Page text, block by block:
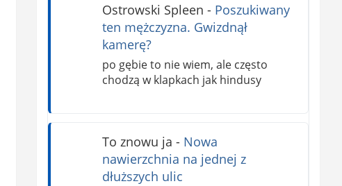
Ostrowski Spleen - Poszukiwany
ten mężczyzna. Gwizdnął
kamerę?
po gębie to nie wiem, ale często
chodzą w klapkach jak hindusy
To znowu ja - Nowa
nawierzchnia na jednej z
dłuższych ulic